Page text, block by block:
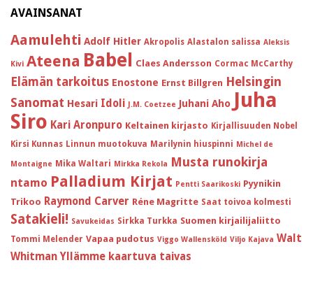
AVAINSANAT
Aamulehti Adolf Hitler Akropolis Alastalon salissa Aleksis
Kivi Ateena Babel Claes Andersson Cormac McCarthy
Elämän tarkoitus Enostone Ernst Billgren Helsingin
Sanomat Hesari Idoli J.M. Coetzee Juhani Aho Juha
Siro Kari Aronpuro Keltainen kirjasto Kirjallisuuden Nobel
Kirsi Kunnas Linnun muotokuva Marilynin hiuspinni Michel de
Montaigne Mika Waltari Mirkka Rekola Musta runokirja
ntamo Palladium Kirjat Pentti Saarikoski Pyynikin
Trikoo Raymond Carver Réne Magritte Saat toivoa kolmesti
Satakieli! Savukeidas Sirkka Turkka Suomen kirjailijaliitto
Tommi Melender Vapaa pudotus Viggo Wallensköld Viljo Kajava Walt
Whitman Yllämme kaartuva taivas